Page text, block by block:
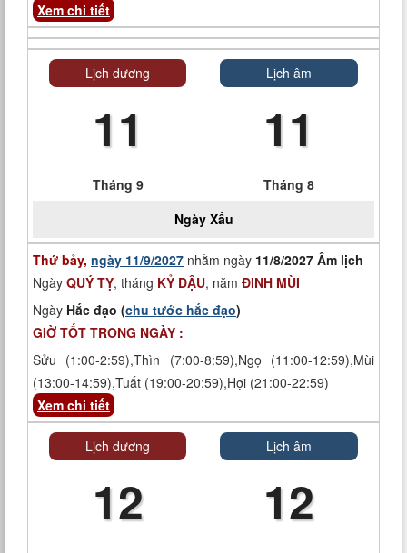
Xem chi tiết
Lịch dương
11
Tháng 9
Lịch âm
11
Tháng 8
Ngày Xấu
Thứ bảy, ngày 11/9/2027 nhằm ngày 11/8/2027 Âm lịch
Ngày QUÝ TỴ, tháng KỶ DẬU, năm ĐINH MÙI
Ngày Hắc đạo (chu tước hắc đạo)
GIỜ TỐT TRONG NGÀY :
Sửu (1:00-2:59),Thìn (7:00-8:59),Ngọ (11:00-12:59),Mùi
(13:00-14:59),Tuất (19:00-20:59),Hợi (21:00-22:59)
Xem chi tiết
Lịch dương
12
Lịch âm
12